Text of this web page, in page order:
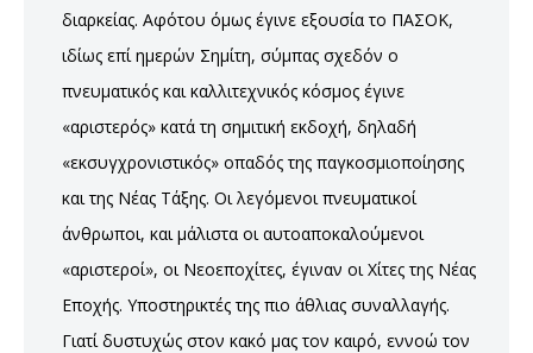
διαρκείας. Αφότου όμως έγινε εξουσία το ΠΑΣΟΚ,
ιδίως επί ημερών Σημίτη, σύμπας σχεδόν ο
πνευματικός και καλλιτεχνικός κόσμος έγινε
«αριστερός» κατά τη σημιτική εκδοχή, δηλαδή
«εκσυγχρονιστικός» οπαδός της παγκοσμιοποίησης
και της Νέας Τάξης. Οι λεγόμενοι πνευματικοί
άνθρωποι, και μάλιστα οι αυτοαποκαλούμενοι
«αριστεροί», οι Νεοεποχίτες, έγιναν οι Χίτες της Νέας
Εποχής. Υποστηρικτές της πιο άθλιας συναλλαγής.
Γιατί δυστυχώς στον κακό μας τον καιρό, εννοώ τον